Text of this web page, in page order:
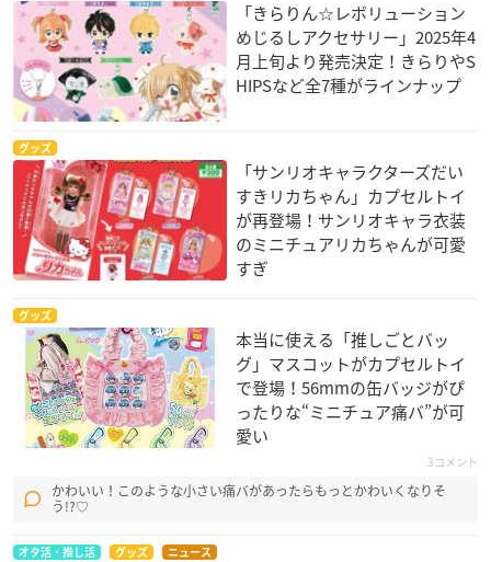
「きらりん☆レボリューション
めじるしアクセサリー」2025年4
月上旬より発売決定！きらりやS
HIPSなど全7種がラインナップ
グッズ
「サンリオキャラクターズだい
すきリカちゃん」カプセルトイ
が再登場！サンリオキャラ衣装
のミニチュアリカちゃんが可愛
すぎ
グッズ
本当に使える「推しごとバッ
グ」マスコットがカプセルトイ
で登場！56mmの缶バッジがぴ
ったりな“ミニチュア痛バ”が可
愛い
3コメント
かわいい！このような小さい痛バがあったらもっとかわいくなりそ
う!?♡
オタ活・推し活 グッズ ニュース